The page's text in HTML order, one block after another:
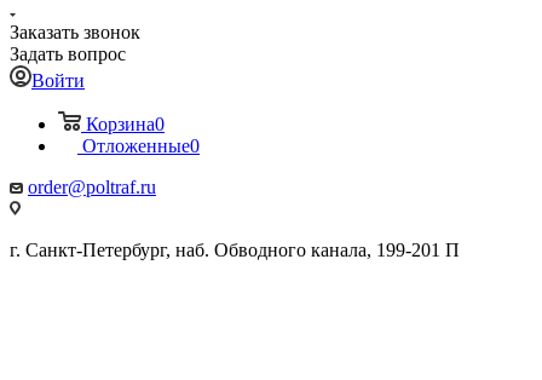
Заказать звонок
Задать вопрос
Войти
Корзина0
Отложенные0
order@poltraf.ru
г. Санкт-Петербург, наб. Обводного канала, 199-201 П